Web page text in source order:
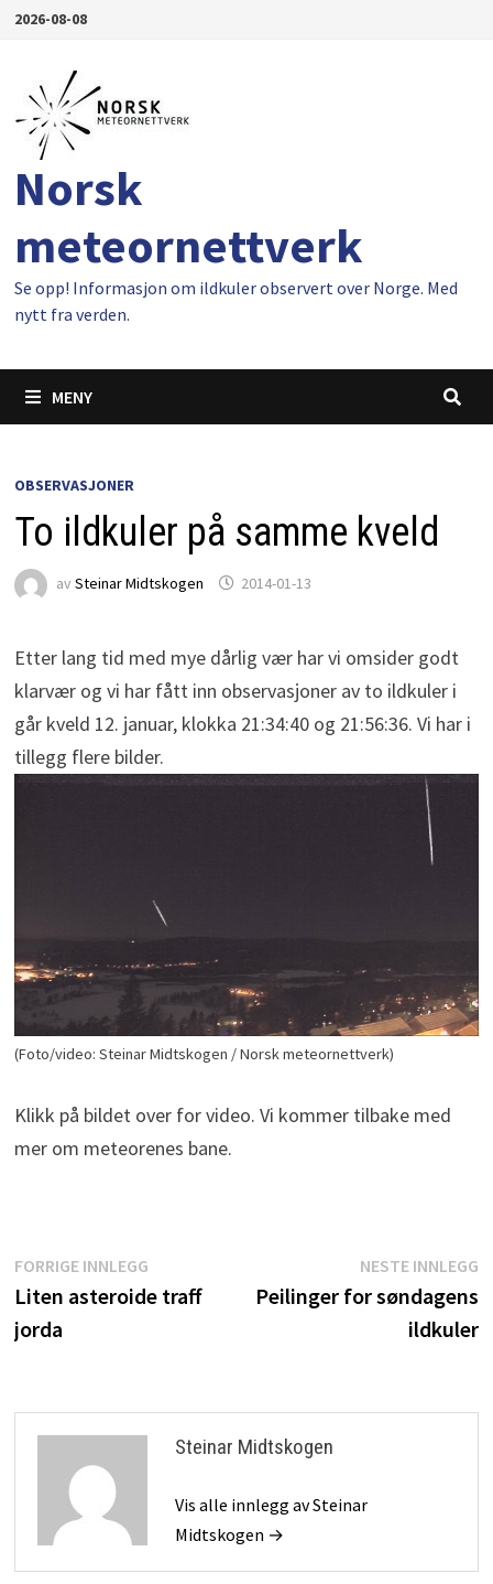
Gå2026-08-08
Norsk
meteornettverk
Se opp! Informasjon om ildkuler observert over Norge. Med
nytt fra verden.
MENY
OBSERVASJONER
To ildkuler på samme kveld
av Steinar Midtskogen 2014-01-13
Etter lang tid med mye dårlig vær har vi omsider godt
klarvær og vi har fått inn observasjoner av to ildkuler i
går kveld 12. januar, klokka 21:34:40 og 21:56:36. Vi har i
tillegg flere bilder.
(Foto/video: Steinar Midtskogen / Norsk meteornettverk)
Klikk på bildet over for video. Vi kommer tilbake med
mer om meteorenes bane.
Innleggsnavigasjon
FORRIGE INNLEGGForrige
innlegg:
Liten asteroide traff
jorda
NESTE INNLEGG
Peilinger for søndagens
ildkuler
Steinar Midtskogen
Vis alle innlegg av Steinar
Midtskogen →